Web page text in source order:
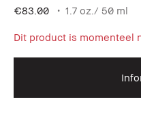
€83.00 1.7 oz./ 50 ml
Dit product is momenteel